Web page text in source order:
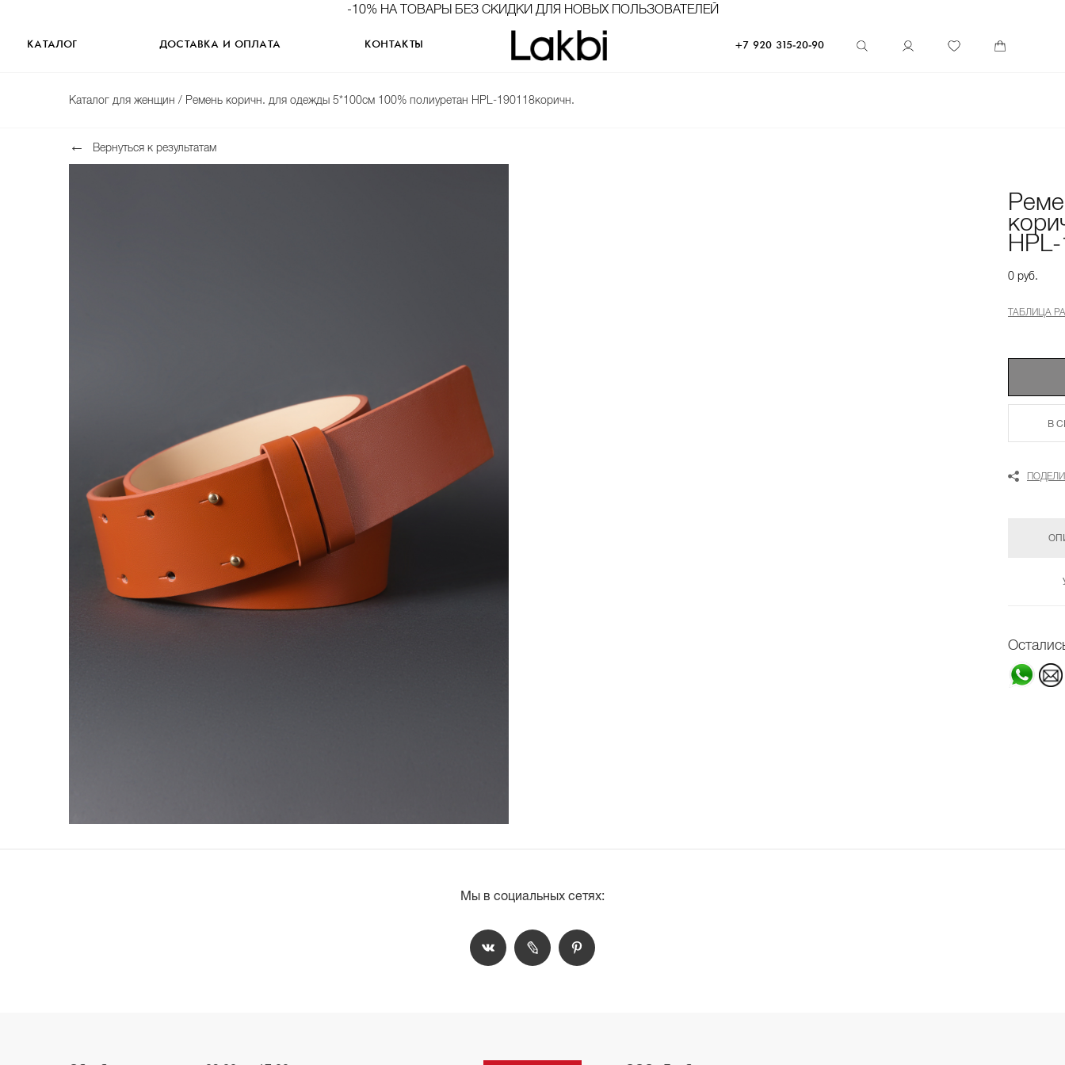
-10% НА ТОВАРЫ БЕЗ СКИДКИ ДЛЯ НОВЫХ ПОЛЬЗОВАТЕЛЕЙ
КАТАЛОГ ДОСТАВКА И ОПЛАТА КОНТАКТЫ +7 920 315-20-90
Каталог для женщин / Ремень коричн. для одежды 5*100см 100% полиуретан HPL-190118коричн.
Вернуться к результатам
0 руб.
ТАБЛИЦА
В
Мы в социальных сетях: